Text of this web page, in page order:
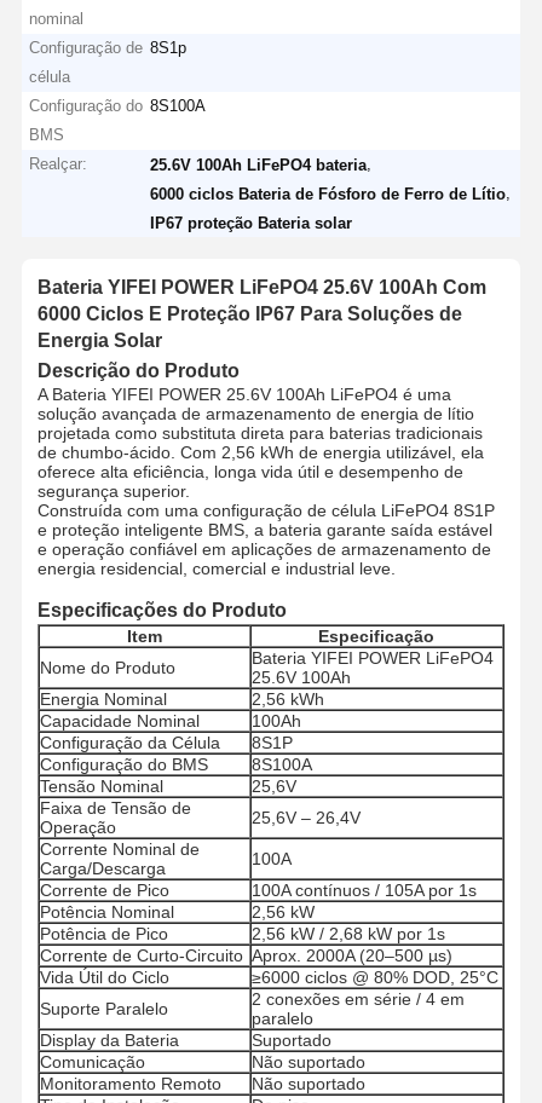
nominal
Configuração de
célula
8S1p
Configuração do
BMS
8S100A
Realçar: 25.6V 100Ah LiFePO4 bateria
6000 ciclos Bateria de Fósforo de Ferro de Lítio
IP67 proteção Bateria solar
Bateria YIFEI POWER LiFePO4 25.6V 100Ah Com
6000 Ciclos E Proteção IP67 Para Soluções de
Energia Solar
Descrição do Produto
A Bateria YIFEI POWER 25.6V 100Ah LiFePO4 é uma
solução avançada de armazenamento de energia de lítio
projetada como substituta direta para baterias tradicionais
de chumbo-ácido. Com 2,56 kWh de energia utilizável, ela
oferece alta eficiência, longa vida útil e desempenho de
segurança superior.
Construída com uma configuração de célula LiFePO4 8S1P
e proteção inteligente BMS, a bateria garante saída estável
e operação confiável em aplicações de armazenamento de
energia residencial, comercial e industrial leve.
Especificações do Produto
Item
Especificação
Nome do Produto
Bateria YIFEI POWER LiFePO4
25.6V 100Ah
Energia Nominal
2,56 kWh
Capacidade Nominal
100Ah
Configuração da Célula
8S1P
Configuração do BMS
8S100A
Tensão Nominal
25,6V
Faixa de Tensão de
Operação
25,6V – 26,4V
Corrente Nominal de
Carga/Descarga
100A
Corrente de Pico
100A contínuos / 105A por 1s
Potência Nominal
2,56 kW
Potência de Pico
2,56 kW / 2,68 kW por 1s
Corrente de Curto-Circuito Aprox. 2000A (20–500 µs)
Vida Útil do Ciclo
≥6000 ciclos @ 80% DOD, 25°C
Suporte Paralelo
2 conexões em série / 4 em
paralelo
Display da Bateria
Suportado
Comunicação
Não suportado
Monitoramento Remoto
Não suportado